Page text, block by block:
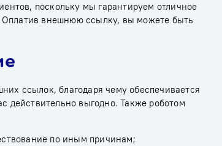
поскольку мы гарантируем отличное
Оплатив внешнюю ссылку, вы можете быть
ссылок, благодаря чему обеспечивается
действительно выгодно. Также роботом
по иным причинам;